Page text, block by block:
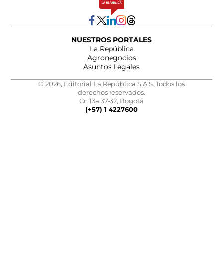
NUESTROS PORTALES
La República
Agronegocios
Asuntos Legales
© 2026, Editorial La República S.A.S. Todos los
derechos reservados.
Cr. 13a 37-32, Bogotá
(+57) 1 4227600